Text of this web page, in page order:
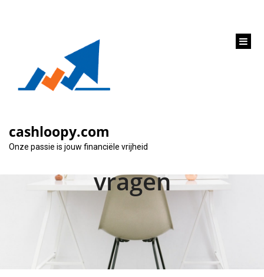
cashloopy.com
Onze passie is jouw financiële vrijheid
Hoe krijg je een
hypotheek? De 29
meest gestelde
vragen